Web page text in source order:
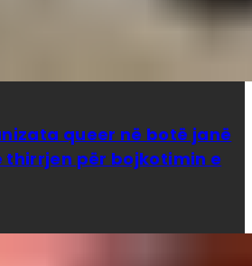
queer në botë janë
thirrjen për bojkotimin e